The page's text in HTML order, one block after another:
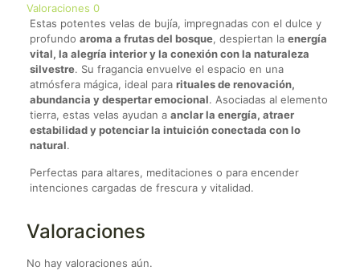
Valoraciones 0
Estas potentes velas de bujía, impregnadas con el dulce y
profundo aroma a frutas del bosque, despiertan la energía
vital, la alegría interior y la conexión con la naturaleza
silvestre. Su fragancia envuelve el espacio en una
atmósfera mágica, ideal para rituales de renovación,
abundancia y despertar emocional. Asociadas al elemento
tierra, estas velas ayudan a anclar la energía, atraer
estabilidad y potenciar la intuición conectada con lo
natural.
Perfectas para altares, meditaciones o para encender
intenciones cargadas de frescura y vitalidad.
Valoraciones
No hay valoraciones aún.